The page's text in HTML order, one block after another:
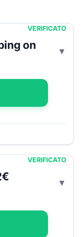
VERIFICATO
on
VERIFICATO